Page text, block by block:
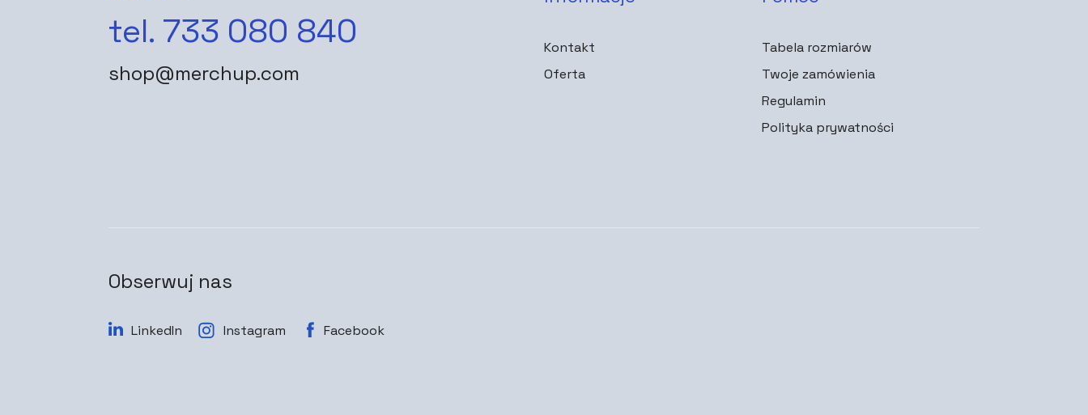
tel. 733 080 840
shop@merchup.com
Kontakt
Oferta
Tabela rozmiarów
Twoje zamówienia
Regulamin
Polityka prywatności
Obserwuj nas
LinkedIn Instagram Facebook